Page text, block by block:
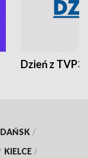
Dzień z TVP3
/
KIELCE /